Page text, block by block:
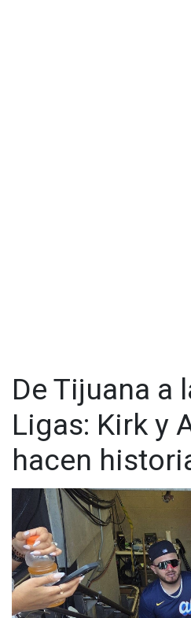
De Tijuana a
Ligas: Kirk y
hacen